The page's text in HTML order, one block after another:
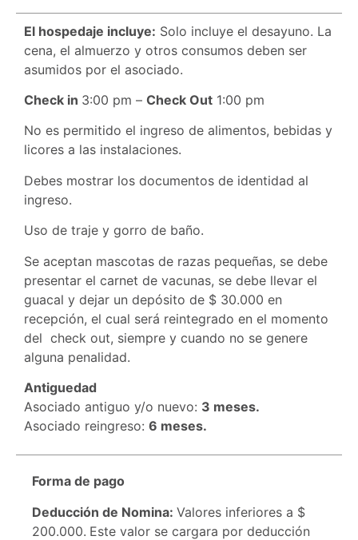
El hospedaje incluye: Solo incluye el desayuno. La
cena, el almuerzo y otros consumos deben ser
asumidos por el asociado.
Check in 3:00 pm – Check Out 1:00 pm
No es permitido el ingreso de alimentos, bebidas y
licores a las instalaciones.
Debes mostrar los documentos de identidad al
ingreso.
Uso de traje y gorro de baño.
Se aceptan mascotas de razas pequeñas, se debe
presentar el carnet de vacunas, se debe llevar el
guacal y dejar un depósito de $ 30.000 en
recepción, el cual será reintegrado en el momento
del check out, siempre y cuando no se genere
alguna penalidad.
Antiguedad
Asociado antiguo y/o nuevo: 3 meses.
Asociado reingreso: 6 meses.
Forma de pago
Deducción de Nomina: Valores inferiores a $
200.000. Este valor se cargara por deducción